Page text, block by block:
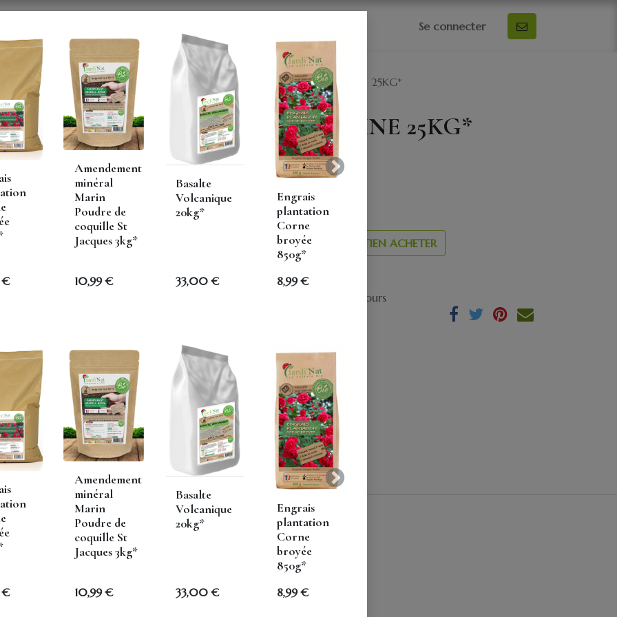
Se connecter
Tous les produits ENGRAIS AUTOMNE 25KG*
ENGRAIS AUTOMNE 25KG*
50,00€ TVA comprise
AJOUTER AU PANIER ENTRETIEN ACHETER
Conditions générales
Garantie satisfait ou remboursé de 30 jours
Notre sélection pour vous
Amendement
minéral
Marin
Poudre de
coquille St
Jacques 3kg*
10,99€
Basalte
Volcanique
20kg*
33,00 €
Engrais
plantation
Corne
broyée
850g*
8,99€
Suivant
Amendement
minéral
Marin
Poudre de
coquille St
Jacques 3kg*
10,99€
Basalte
Volcanique
20kg*
33,00 €
Engrais
plantation
Corne
broyée
850g*
8,99€
Suivant